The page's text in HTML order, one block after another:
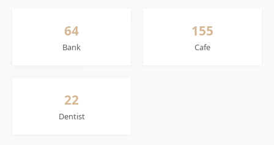
64
Bank
155
Cafe
22
Dentist